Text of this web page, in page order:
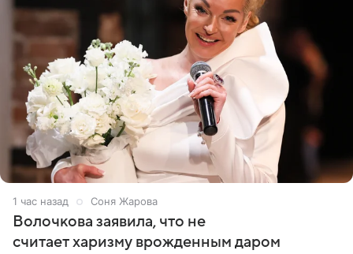
1 час назад Соня Жарова
Волочкова заявила, что не
считает харизму врожденным даром